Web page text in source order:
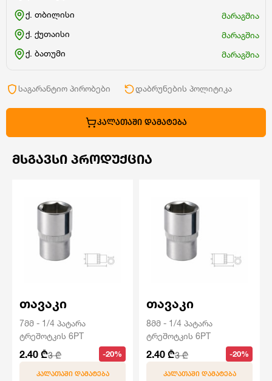
ქ. თბილისი
მარაგშია
ქ. ქუთაისი
მარაგშია
ქ. ბათუმი
მარაგშია
საგარანტიო პირობები დაბრუნების პოლიტიკა
ᲙᲐᲚᲐᲗᲐᲨᲘ ᲓᲐᲛᲐᲢᲔᲑᲐ
ᲛᲡᲒᲐᲕᲡᲘ ᲞᲠᲝᲓᲣᲥᲪᲘᲐ
თავაკი
7მმ - 1/4 პატარა
ტრეშოტკის 6PT
2.40 ₾3 ₾ -20%
ᲙᲐᲚᲐᲗᲐᲨᲘ ᲓᲐᲛᲐᲢᲔᲑᲐ
თავაკი
8მმ - 1/4 პატარა
ტრეშოტკის 6PT
2.40 ₾3 ₾ -20%
ᲙᲐᲚᲐᲗᲐᲨᲘ ᲓᲐᲛᲐᲢᲔᲑᲐ